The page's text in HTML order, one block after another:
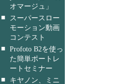
オマージュ」
■
スーパースロー
モーション動画
コンテスト
■ Profoto B2を使っ
た簡単ポートレ
ートセミナー
■
キヤノン、ミニ